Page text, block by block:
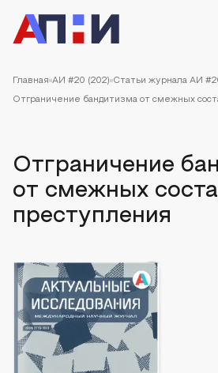
Главная АИ #20 (202) Статьи журнала АИ
Отграничение бандитизма от смежных
Отграничение
от смежных
преступления